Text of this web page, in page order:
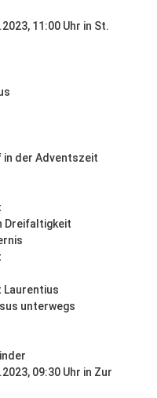
11:00 Uhr in St.
der Adventszeit
Dreifaltigkeit
Laurentius
unterwegs
09:30 Uhr in Zur